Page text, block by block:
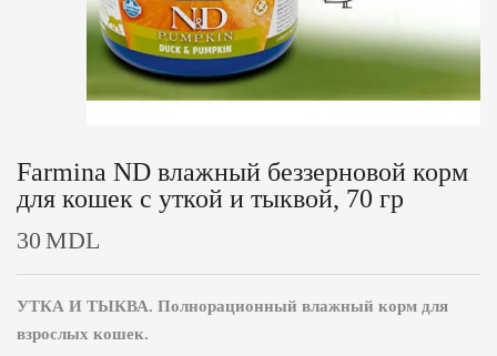
Farmina ND влажный беззерновой корм
для кошек с уткой и тыквой, 70 гр
30 MDL
УТКА И ТЫКВА. Полнорационный влажный корм для
взрослых кошек.